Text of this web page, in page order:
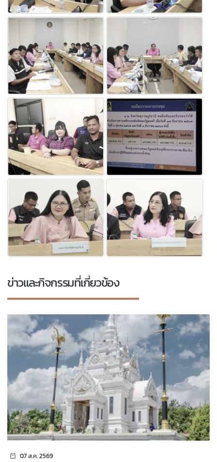
ข่าวและกิจกรรมที่เกี่ยวข้อง
07 ส.ค. 2569